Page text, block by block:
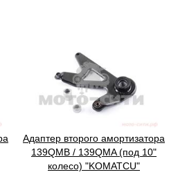
Адаптер второго амортизатора
139QMB / 139QMA (под 10"
колесо) "KOMATCU"